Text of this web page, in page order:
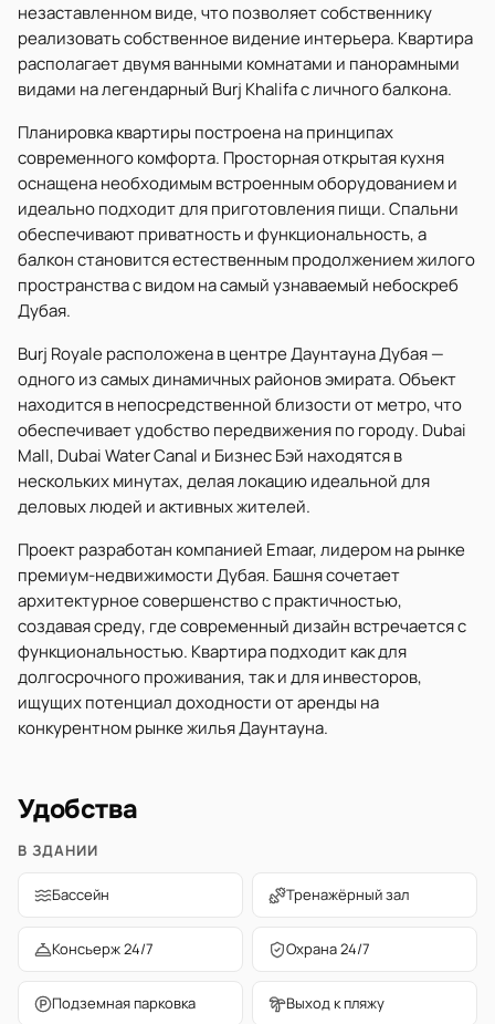
незаставленном виде, что позволяет собственнику
реализовать собственное видение интерьера. Квартира
располагает двумя ванными комнатами и панорамными
видами на легендарный Burj Khalifa с личного балкона.
Планировка квартиры построена на принципах
современного комфорта. Просторная открытая кухня
оснащена необходимым встроенным оборудованием и
идеально подходит для приготовления пищи. Спальни
обеспечивают приватность и функциональность, а
балкон становится естественным продолжением жилого
пространства с видом на самый узнаваемый небоскреб
Дубая.
Burj Royale расположена в центре Даунтауна Дубая —
одного из самых динамичных районов эмирата. Объект
находится в непосредственной близости от метро, что
обеспечивает удобство передвижения по городу. Dubai
Mall, Dubai Water Canal и Бизнес Бэй находятся в
нескольких минутах, делая локацию идеальной для
деловых людей и активных жителей.
Проект разработан компанией Emaar, лидером на рынке
премиум-недвижимости Дубая. Башня сочетает
архитектурное совершенство с практичностью,
создавая среду, где современный дизайн встречается с
функциональностью. Квартира подходит как для
долгосрочного проживания, так и для инвесторов,
ищущих потенциал доходности от аренды на
конкурентном рынке жилья Даунтауна.
Удобства
В ЗДАНИИ
Бассейн Тренажёрный зал
Консьерж 24/7 Охрана 24/7
Подземная парковка Выход к пляжу